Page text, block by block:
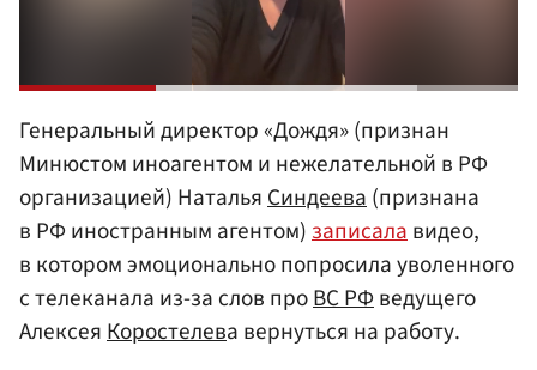
Генеральный директор «Дождя» (признан
Минюстом иноагентом и нежелательной в РФ
организацией) НатальяСиндеева(признана
в РФ иностранным агентом)записалавидео,
в котором эмоционально попросила уволенного
с телеканала из-за слов проВС РФведущего
АлексеяКоростелева вернуться на работу.